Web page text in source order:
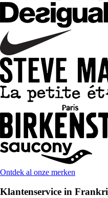
Ontdek al onze merken
Klantenservice in